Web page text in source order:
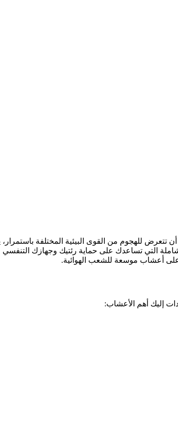
للهجوم من القوى البيئية المختلفة باستمرار،
التي تساعدك على حماية رئتيك وجهازك التنفسي
على أعشاب موسعة للشعب الهوائية.
إليك أهم الأعشاب: